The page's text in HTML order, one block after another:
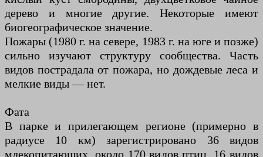
дерево и многие другие. Некоторые имеют
биогеографическое значение.
Пожары (1980 г. на севере, 1983 г. на юге и позже)
сильно изучают структуру сообщества. Часть
видов пострадала от пожара, но дождевые леса и
мелкие виды — нет.
Фата
В парке и прилегающем регионе (примерно в
радиусе 10 км) зарегистрировано 36 видов
млекопитающих, около 170 видов птиц, 16 видов